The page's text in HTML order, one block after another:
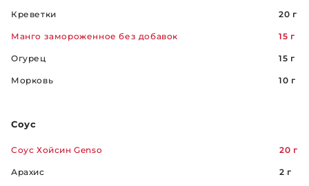
Креветки 20 г
Манго замороженное без добавок 15 г
Огурец 15 г
Морковь 10 г
Соус
Соус Хойсин Genso 20 г
Арахис 2 г